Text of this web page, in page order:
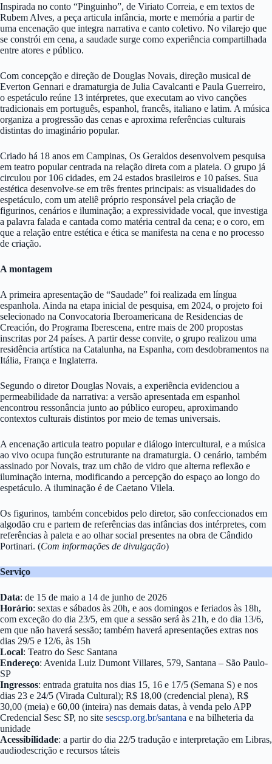
Inspirada no conto “Pinguinho”, de Viriato Correia, e em textos de
Rubem Alves, a peça articula infância, morte e memória a partir de
uma encenação que integra narrativa e canto coletivo. No vilarejo que
se constrói em cena, a saudade surge como experiência compartilhada
entre atores e público.
Com concepção e direção de Douglas Novais, direção musical de
Everton Gennari e dramaturgia de Julia Cavalcanti e Paula Guerreiro,
o espetáculo reúne 13 intérpretes, que executam ao vivo canções
tradicionais em português, espanhol, francês, italiano e latim. A música
organiza a progressão das cenas e aproxima referências culturais
distintas do imaginário popular.
Criado há 18 anos em Campinas, Os Geraldos desenvolvem pesquisa
em teatro popular centrada na relação direta com a plateia. O grupo já
circulou por 106 cidades, em 24 estados brasileiros e 10 países. Sua
estética desenvolve-se em três frentes principais: as visualidades do
espetáculo, com um ateliê próprio responsável pela criação de
figurinos, cenários e iluminação; a expressividade vocal, que investiga
a palavra falada e cantada como matéria central da cena; e o coro, em
que a relação entre estética e ética se manifesta na cena e no processo
de criação.
A montagem
A primeira apresentação de “Saudade” foi realizada em língua
espanhola. Ainda na etapa inicial de pesquisa, em 2024, o projeto foi
selecionado na Convocatoria Iberoamericana de Residencias de
Creación, do Programa Iberescena, entre mais de 200 propostas
inscritas por 24 países. A partir desse convite, o grupo realizou uma
residência artística na Catalunha, na Espanha, com desdobramentos na
Itália, França e Inglaterra.
Segundo o diretor Douglas Novais, a experiência evidenciou a
permeabilidade da narrativa: a versão apresentada em espanhol
encontrou ressonância junto ao público europeu, aproximando
contextos culturais distintos por meio de temas universais.
A encenação articula teatro popular e diálogo intercultural, e a música
ao vivo ocupa função estruturante na dramaturgia. O cenário, também
assinado por Novais, traz um chão de vidro que alterna reflexão e
iluminação interna, modificando a percepção do espaço ao longo do
espetáculo. A iluminação é de Caetano Vilela.
Os figurinos, também concebidos pelo diretor, são confeccionados em
algodão cru e partem de referências das infâncias dos intérpretes, com
referências à paleta e ao olhar social presentes na obra de Cândido
Portinari. (Com informações de divulgação)
Serviço
Data: de 15 de maio a 14 de junho de 2026
Horário: sextas e sábados às 20h, e aos domingos e feriados às 18h,
com exceção do dia 23/5, em que a sessão será às 21h, e do dia 13/6,
em que não haverá sessão; também haverá apresentações extras nos
dias 29/5 e 12/6, às 15h
Local: Teatro do Sesc Santana
Endereço: Avenida Luiz Dumont Villares, 579, Santana – São Paulo-
SP
Ingressos: entrada gratuita nos dias 15, 16 e 17/5 (Semana S) e nos
dias 23 e 24/5 (Virada Cultural); R$ 18,00 (credencial plena), R$
30,00 (meia) e 60,00 (inteira) nas demais datas, à venda pelo APP
Credencial Sesc SP, no site sescsp.org.br/santana e na bilheteria da
unidade
Acessibilidade: a partir do dia 22/5 tradução e interpretação em Libras,
audiodescrição e recursos táteis